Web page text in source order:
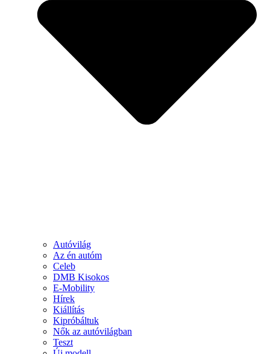
Autóvilág
Az én autóm
Celeb
DMB Kisokos
E-Mobility
Hírek
Kiállítás
Kipróbáltuk
Nők az autóvilágban
Teszt